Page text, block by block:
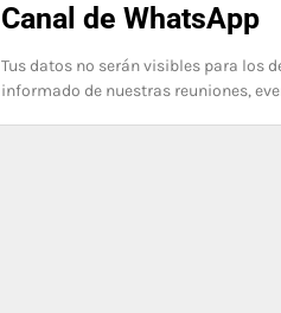
Canal de WhatsApp
Tus datos no serán visibles para los
informado de nuestras reuniones,